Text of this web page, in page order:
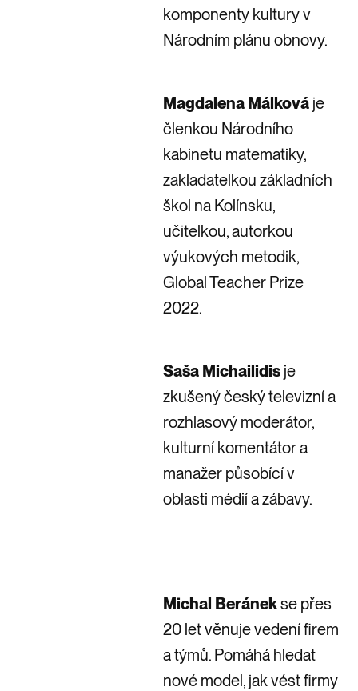
komponenty kultury v
Národním plánu obnovy.
Magdalena Málková je
členkou Národního
kabinetu matematiky,
zakladatelkou základních
škol na Kolínsku,
učitelkou, autorkou
výukových metodik,
Global Teacher Prize
2022.
Saša Michailidis je
zkušený český televizní a
rozhlasový moderátor,
kulturní komentátor a
manažer působící v
oblasti médií a zábavy.
Michal Beránekse přes
20 let věnuje vedení firem
a týmů. Pomáhá hledat
nové model, jak vést firmy